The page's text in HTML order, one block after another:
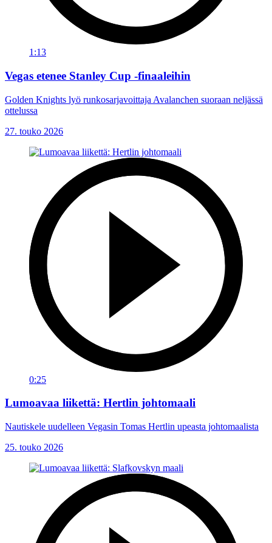
1:13
Vegas etenee Stanley Cup -finaaleihin
Golden Knights lyö runkosarjavoittaja Avalanchen suoraan neljässä
ottelussa
27. touko 2026
0:25
Lumoavaa liikettä: Hertlin johtomaali
Nautiskele uudelleen Vegasin Tomas Hertlin upeasta johtomaalista
25. touko 2026